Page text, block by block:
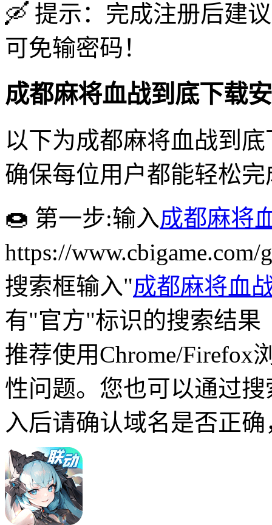
🛶 提示：完成注册后建
可免输密码！
成都麻将血战到底下载
以下为成都麻将血战到
确保每位用户都能轻松
🍩 第一步:输入成都麻将
https://
搜索框输入"成都麻将血
有"官方"标识的搜索结果
推荐使用Chrome/Firefox
性问题。您也可以通过
入后请确认域名是否正